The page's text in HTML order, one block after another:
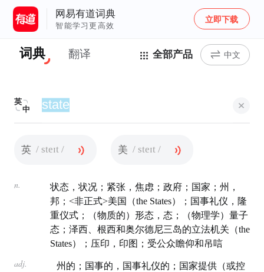
网易有道词典
智能学习更高效
立即下载
词典 翻译 全部产品 中文
英
中
英 / steɪt / 美 / steɪt /
n.
状态，状况；紧张，焦虑；政府；国家；州，
邦；<非正式>美国（the States）；国事礼仪，隆
重仪式；（物质的）形态，态；（物理学）量子
态；泽西、根西和奥尔德尼三岛的立法机关（the
States）；压印，印图；受公众瞻仰和吊唁
adj.
州的；国事的，国事礼仪的；国家提供（或控